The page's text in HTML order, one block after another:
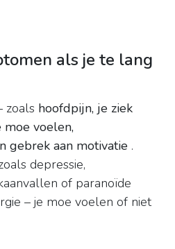
als je te lang
zoals hoofdpijn, je ziek
moe voelen,
gebrek aan motivatie .
depressie,
of paranoïde
– je moe voelen of niet